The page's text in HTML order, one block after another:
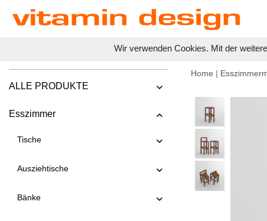
Wir verwenden Cookies. Mit der
ALLE PRODUKTE
Esszimmer
Tische
Ausziehtische
Bänke
Home |